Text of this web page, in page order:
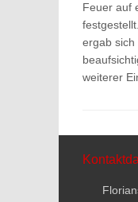
Feuer auf
ergab
weiterer